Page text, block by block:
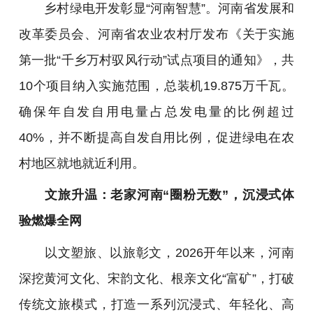
乡村绿电开发彰显“河南智慧”。河南省发展和
改革委员会、河南省农业农村厅发布《关于实施
第一批“千乡万村驭风行动”试点项目的通知》，共
10个项目纳入实施范围，总装机19.875万千瓦。
确保年自发自用电量占总发电量的比例超过
40%，并不断提高自发自用比例，促进绿电在农
村地区就地就近利用。
文旅升温：老家河南“圈粉无数”，沉浸式体
验燃爆全网
以文塑旅、以旅彰文，2026开年以来，河南
深挖黄河文化、宋韵文化、根亲文化“富矿”，打破
传统文旅模式，打造一系列沉浸式、年轻化、高